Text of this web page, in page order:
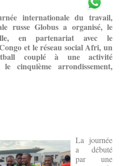
internationale du travail,
russe Globus a organisé, le
en partenariat avec le
et le réseau social Afri, un
couplé à une activité
le cinquième arrondissement,
La journée
a débuté
par une